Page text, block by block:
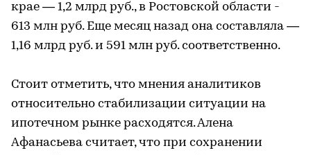
крае — 1,2 млрд руб., в Ростовской области -
613 млн руб. Еще месяц назад она составляла —
1,16 млрд руб. и 591 млн руб. соответственно.
Стоит отметить, что мнения аналитиков
относительно стабилизации ситуации на
ипотечном рынке расходятся. Алена
Афанасьева считает, что при сохранении